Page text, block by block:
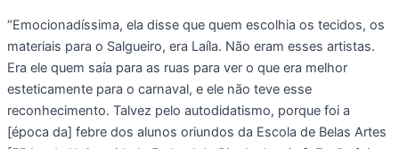
“Emocionadíssima, ela disse que quem escolhia os tecidos, os
materiais para o Salgueiro, era Laíla. Não eram esses artistas.
Era ele quem saía para as ruas para ver o que era melhor
esteticamente para o carnaval, e ele não teve esse
reconhecimento. Talvez pelo autodidatismo, porque foi a
[época da] febre dos alunos oriundos da Escola de Belas Artes